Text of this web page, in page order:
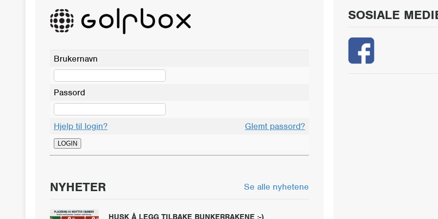
Brukernavn
Passord
Hjelp til login? Glemt passord?
NYHETER Se alle nyhetene
HUSK Å LEGG TILBAKE BUNKERRAKENE :-)
SOSIALE